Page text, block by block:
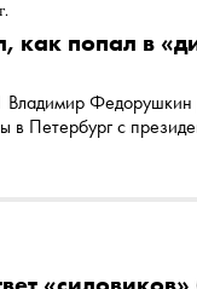
как попал в
рассказал
в Петербург с